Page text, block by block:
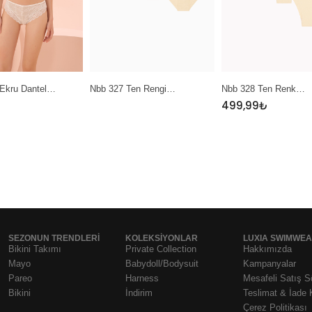
Nbb 327 Ten Rengi… Nbb 328 Ten Renk…
499,99₺
SEZONUN TRENDLERI
Bikini Takımı
Mayo
Pareo
Bikini
KOLEKSIYONLAR
Private Collection
Babydoll/Bodysuit
Harness
İndirim
LUXIA
Hakkımızda
Kampanyalar
Mesafeli Satış
Teslimat & İade
Çerez Politikası